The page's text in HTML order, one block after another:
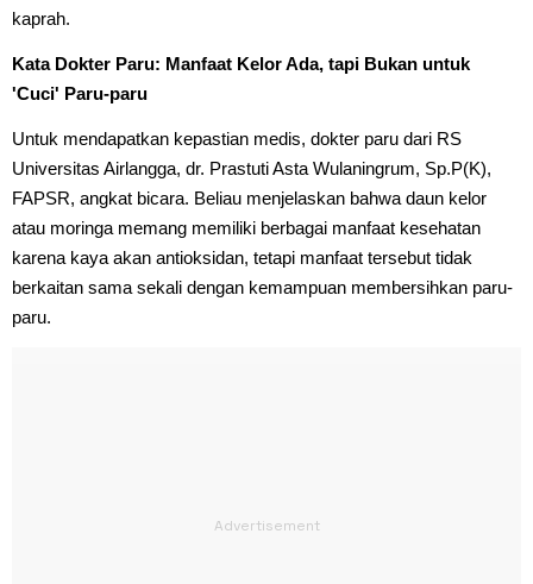
kaprah.
Kata Dokter Paru: Manfaat Kelor Ada, tapi Bukan untuk
'Cuci' Paru-paru
Untuk mendapatkan kepastian medis, dokter paru dari RS
Universitas Airlangga, dr. Prastuti Asta Wulaningrum, Sp.P(K),
FAPSR, angkat bicara. Beliau menjelaskan bahwa daun kelor
atau moringa memang memiliki berbagai manfaat kesehatan
karena kaya akan antioksidan, tetapi manfaat tersebut tidak
berkaitan sama sekali dengan kemampuan membersihkan paru-
paru.